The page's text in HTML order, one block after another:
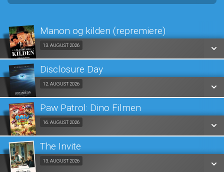
Manon og kilden (repremiere)
13. AUGUST 2026
SE ALLE DAGE
LÆS MERE
Disclosure Day
12. AUGUST 2026
SE ALLE DAGE
LÆS MERE
Paw Patrol: Dino Filmen
16. AUGUST 2026
SE ALLE DAGE
The Invite
13. AUGUST 2026